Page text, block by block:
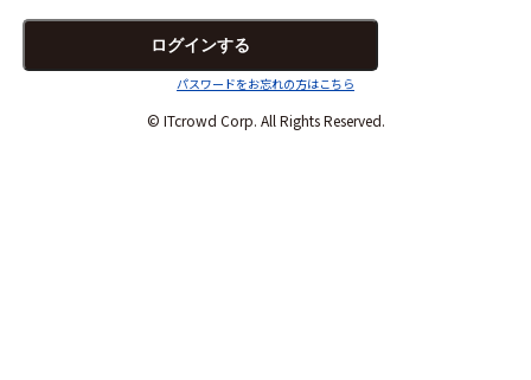
パスワードをお忘れの方はこちら
© ITcrowd Corp. All Rights Reserved.